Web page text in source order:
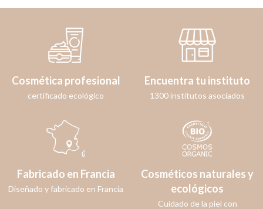
Cosmética profesional
certificado ecológico
Encuentra tu instituto
1300 institutos asociados
Fabricado en Francia
Diseñado y fabricado en Francia
Cosméticos naturales y
ecológicos
Cuidado de la piel con